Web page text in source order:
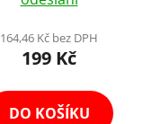
164,46 Kč bez DPH
199 Kč
DO KOŠÍKU